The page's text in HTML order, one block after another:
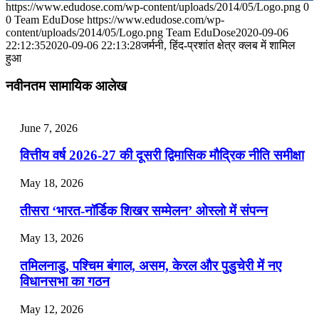
July 31, 2026
📝 डेली करेंट अफेयर्स: 28-31 जुलाई 2026
July 25, 2026
📝 डेली करेंट अफेयर्स: 22-24 जुलाई 2026
July 22, 2026
📝 डेली करेंट अफेयर्स: 19-21 जुलाई 2026
July 19, 2026
📝 डेली करेंट अफेयर्स: 16-18 जुलाई 2026
https://www.edudose.com/wp-content/uploads/2014/05/Logo.png 0
0 Team EduDose https://www.edudose.com/wp-
content/uploads/2014/05/Logo.png Team EduDose2020-09-06
22:12:352020-09-06 22:13:28जर्मनी, हिंद-प्रशांत क्षेत्र क्‍लब में शामिल
हुआ
नवीनतम सामायिक आलेख
June 7, 2026
वित्तीय वर्ष 2026-27 की दूसरी द्विमासिक मौद्रिक नीति समीक्षा
May 18, 2026
तीसरा ‘भारत-नॉर्डिक शिखर सम्मेलन’ ओस्लो में संपन्न
May 13, 2026
तमिलनाडु, पश्चिम बंगाल, असम, केरल और पुडुचेरी में नए
विधानसभा का गठन
May 12, 2026